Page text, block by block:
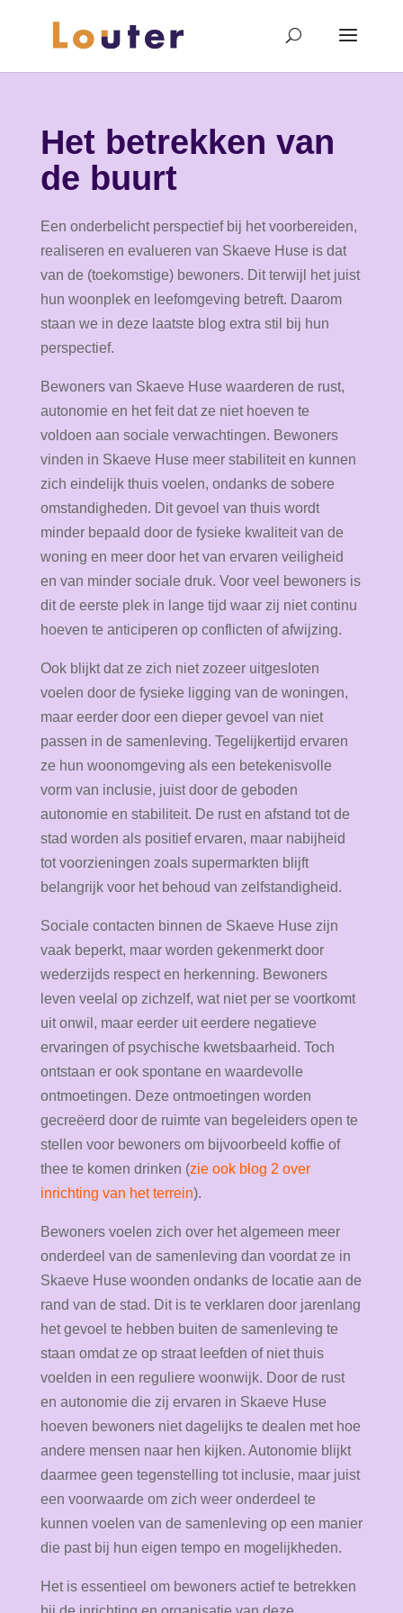
Het betrekken van
de buurt
Een onderbelicht perspectief bij het voorbereiden,
realiseren en evalueren van Skaeve Huse is dat
van de (toekomstige) bewoners. Dit terwijl het juist
hun woonplek en leefomgeving betreft. Daarom
staan we in deze laatste blog extra stil bij hun
perspectief.
Bewoners van Skaeve Huse waarderen de rust,
autonomie en het feit dat ze niet hoeven te
voldoen aan sociale verwachtingen. Bewoners
vinden in Skaeve Huse meer stabiliteit en kunnen
zich eindelijk thuis voelen, ondanks de sobere
omstandigheden. Dit gevoel van thuis wordt
minder bepaald door de fysieke kwaliteit van de
woning en meer door het van ervaren veiligheid
en van minder sociale druk. Voor veel bewoners is
dit de eerste plek in lange tijd waar zij niet continu
hoeven te anticiperen op conflicten of afwijzing.
Ook blijkt dat ze zich niet zozeer uitgesloten
voelen door de fysieke ligging van de woningen,
maar eerder door een dieper gevoel van niet
passen in de samenleving. Tegelijkertijd ervaren
ze hun woonomgeving als een betekenisvolle
vorm van inclusie, juist door de geboden
autonomie en stabiliteit. De rust en afstand tot de
stad worden als positief ervaren, maar nabijheid
tot voorzieningen zoals supermarkten blijft
belangrijk voor het behoud van zelfstandigheid.
Sociale contacten binnen de Skaeve Huse zijn
vaak beperkt, maar worden gekenmerkt door
wederzijds respect en herkenning. Bewoners
leven veelal op zichzelf, wat niet per se voortkomt
uit onwil, maar eerder uit eerdere negatieve
ervaringen of psychische kwetsbaarheid. Toch
ontstaan er ook spontane en waardevolle
ontmoetingen. Deze ontmoetingen worden
gecreëerd door de ruimte van begeleiders open te
stellen voor bewoners om bijvoorbeeld koffie of
thee te komen drinken (zie ook blog 2 over
inrichting van het terrein).
Bewoners voelen zich over het algemeen meer
onderdeel van de samenleving dan voordat ze in
Skaeve Huse woonden ondanks de locatie aan de
rand van de stad. Dit is te verklaren door jarenlang
het gevoel te hebben buiten de samenleving te
staan omdat ze op straat leefden of niet thuis
voelden in een reguliere woonwijk. Door de rust
en autonomie die zij ervaren in Skaeve Huse
hoeven bewoners niet dagelijks te dealen met hoe
andere mensen naar hen kijken. Autonomie blijkt
daarmee geen tegenstelling tot inclusie, maar juist
een voorwaarde om zich weer onderdeel te
kunnen voelen van de samenleving op een manier
die past bij hun eigen tempo en mogelijkheden.
Het is essentieel om bewoners actief te betrekken